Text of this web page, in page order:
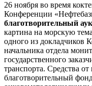
26 ноября во время
Конференции
благотворительный
картина на морскую
одного из докладчиков
начальника отдела
государственного
транспорта. Средства
благотворительный